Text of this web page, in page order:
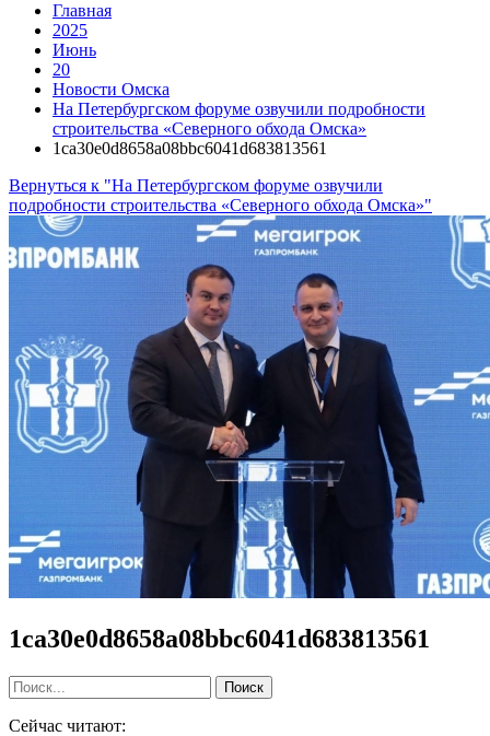
Главная
2025
Июнь
20
Новости Омска
На Петербургском форуме озвучили подробности
строительства «Северного обхода Омска»
1ca30e0d8658a08bbc6041d683813561
Вернуться к "На Петербургском форуме озвучили
подробности строительства «Северного обхода Омска»"
1ca30e0d8658a08bbc6041d683813561
Сейчас читают: